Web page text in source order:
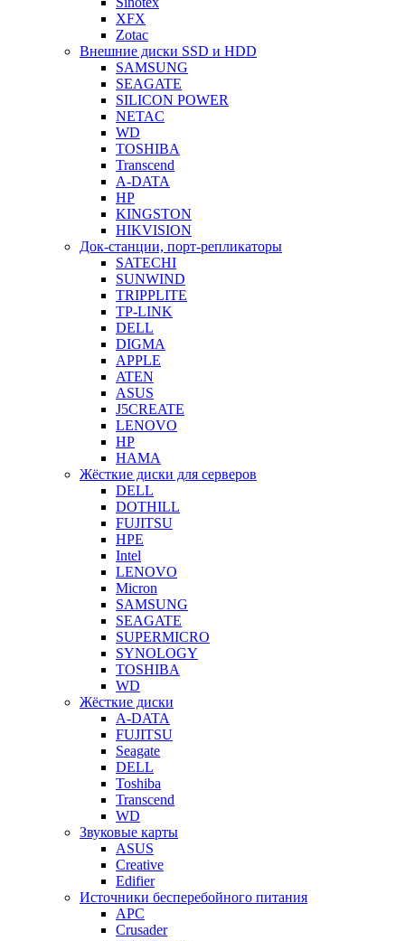
XFX
Zotac
Внешние диски SSD и HDD
SAMSUNG
SEAGATE
SILICON POWER
NETAC
WD
TOSHIBA
Transcend
A-DATA
HP
KINGSTON
HIKVISION
Док-станции, порт-репликаторы
SATECHI
SUNWIND
TRIPPLITE
TP-LINK
DELL
DIGMA
APPLE
ATEN
ASUS
J5CREATE
LENOVO
HP
HAMA
Жёсткие диски для серверов
DELL
DOTHILL
FUJITSU
HPE
Intel
LENOVO
Micron
SAMSUNG
SEAGATE
SUPERMICRO
SYNOLOGY
TOSHIBA
WD
Жёсткие диски
A-DATA
FUJITSU
Seagate
DELL
Toshiba
Transcend
WD
Звуковые карты
ASUS
Creative
Edifier
Источники бесперебойного питания
APC
Crusader